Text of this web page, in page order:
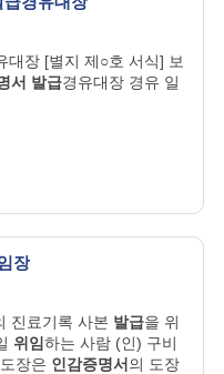
대장 [별지 제○호 서식] 보
서 발급경유대장 경유 일
장
진료기록 사본 발급을 위
위임하는 사람 (인) 구비
장은 인감증명서의 도장